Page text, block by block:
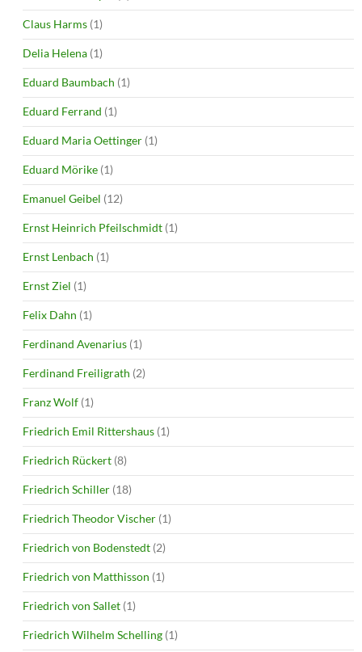
Claus Harms (1)
Delia Helena (1)
Eduard Baumbach (1)
Eduard Ferrand (1)
Eduard Maria Oettinger (1)
Eduard Mörike (1)
Emanuel Geibel (12)
Ernst Heinrich Pfeilschmidt (1)
Ernst Lenbach (1)
Ernst Ziel (1)
Felix Dahn (1)
Ferdinand Avenarius (1)
Ferdinand Freiligrath (2)
Franz Wolf (1)
Friedrich Emil Rittershaus (1)
Friedrich Rückert (8)
Friedrich Schiller (18)
Friedrich Theodor Vischer (1)
Friedrich von Bodenstedt (2)
Friedrich von Matthisson (1)
Friedrich von Sallet (1)
Friedrich Wilhelm Schelling (1)